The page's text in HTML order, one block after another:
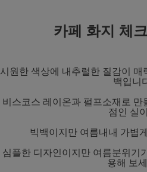
카페 화지 체
시원한 색상에 내추럴한 질감이 매
백입니
비스코스 레이온과 펄프소재로
점인 실
빅백이지만 여름내내 가볍
심플한 디자인이지만 여름분위기
용해 보